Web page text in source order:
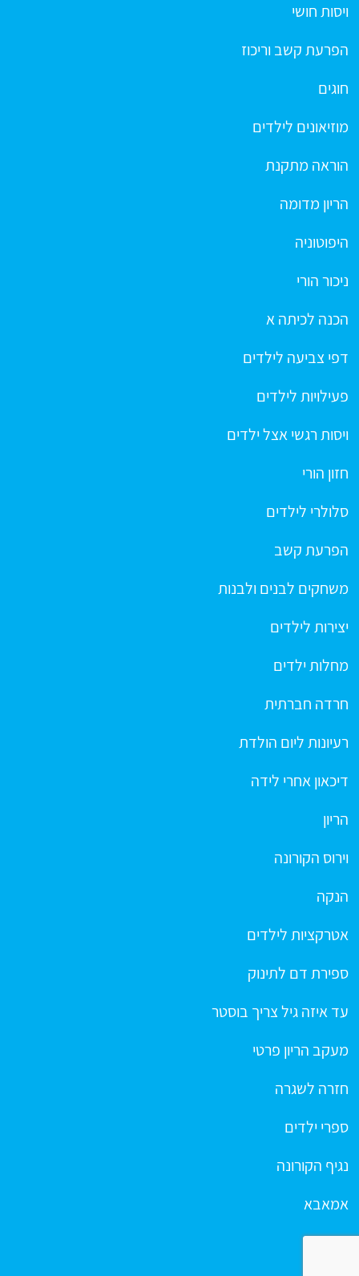
ויסות חושי
הפרעת קשב וריכוז
חוגים
מוזיאונים לילדים
הוראה מתקנת
הריון מדומה
היפוטוניה
ניכור הורי
הכנה לכיתה א
דפי צביעה לילדים
פעילויות לילדים
ויסות רגשי אצל ילדים
חזון הורי
סלולרי לילדים
הפרעת קשב
משחקים לבנים ולבנות
יצירות לילדים
מחלות ילדים
חרדה חברתית
רעיונות ליום הולדת
דיכאון אחרי לידה
הריון
וירוס הקורונה
הנקה
אטרקציות לילדים
ספירת דם לתינוק
עד איזה גיל צריך בוסטר
מעקב הריון פרטי
חזרה לשגרה
ספרי ילדים
נגיף הקורונה
אמאבא